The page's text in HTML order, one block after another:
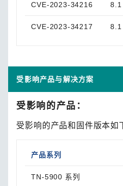
CVE-2023-34216 8.1
CVE-2023-34217 8.1
受影响产品与解决方案
受影响的产品：
受影响的产品和固件版本如
产品系列
TN-5900 系列